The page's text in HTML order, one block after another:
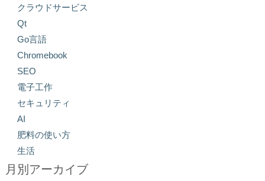
クラウドサービス
Qt
Go言語
Chromebook
SEO
電子工作
セキュリティ
AI
肥料の使い方
生活
月別アーカイブ